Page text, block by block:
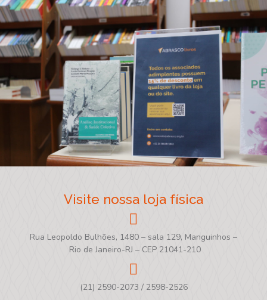
Visite nossa loja física
Rua Leopoldo Bulhões, 1480 – sala 129, Manguinhos –
Rio de Janeiro-RJ – CEP 21041-210
(21) 2590-2073 / 2598-2526